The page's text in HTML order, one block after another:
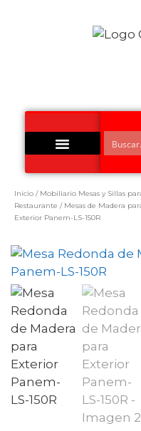
Inicio / Mobiliario Mesas y Sillas
Restaurante / Mesas de Madera
Exterior Panem-LS-150R